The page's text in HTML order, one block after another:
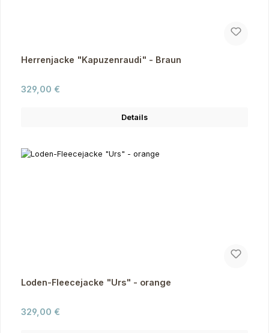
Herrenjacke "Kapuzenraudi" - Braun
Regulärer Preis:
329,00 €
Details
Loden-Fleecejacke "Urs" - orange
Regulärer Preis:
329,00 €